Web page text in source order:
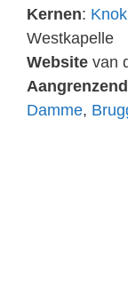
Kernen:
Westkapelle
Website van
Damme,